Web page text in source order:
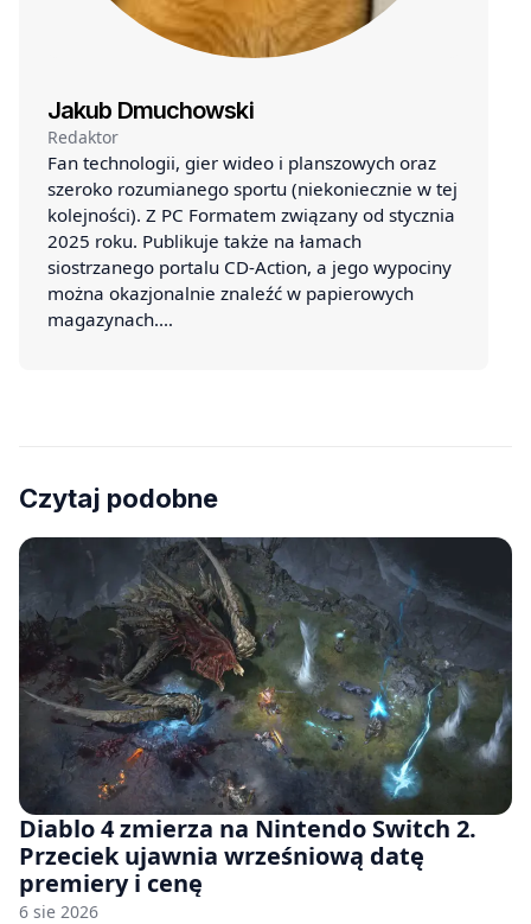
Jakub Dmuchowski
Redaktor
Fan technologii, gier wideo i planszowych oraz
szeroko rozumianego sportu (niekoniecznie w tej
kolejności). Z PC Formatem związany od stycznia
2025 roku. Publikuje także na łamach
siostrzanego portalu CD-Action, a jego wypociny
można okazjonalnie znaleźć w papierowych
magazynach.…
Czytaj podobne
Diablo 4 zmierza na Nintendo Switch 2.
Przeciek ujawnia wrześniową datę
premiery i cenę
6 sie 2026